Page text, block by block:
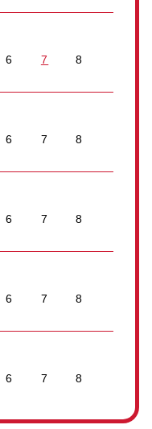
6 7
8
6 7
8
6 7
8
6 7
8
6 7
8